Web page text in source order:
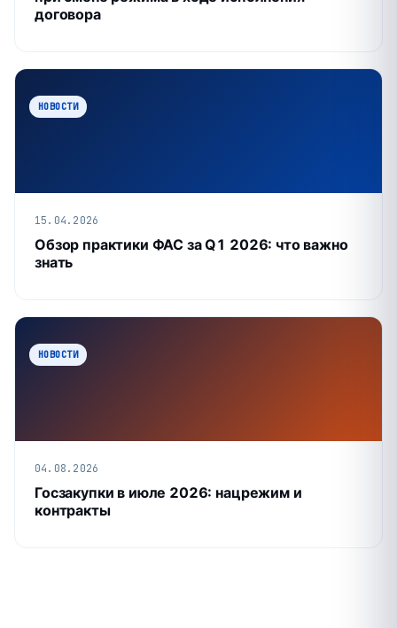
договора
НОВОСТИ
15.04.2026
Обзор практики ФАС за Q1 2026: что важно
знать
НОВОСТИ
04.08.2026
Госзакупки в июле 2026: нацрежим и
контракты